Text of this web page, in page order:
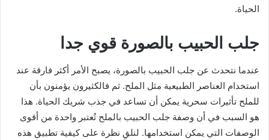
الحياة.
جلب الحبيب بالصورة قوي جدا
عندما نتحدث عن جلب الحبيب بالصورة، يصبح الأمر أكثر فارقة عند
استخدام العناصر الطبيعية مثل الملح. ثم فالكثيرون يؤمنون بأن
للملح تأثيرات سحرية يمكن أن تساعد في جذب شريك الحياة. هذا
هو السبب في أن وصفة جلب الحبيب بالملح تُعتبر واحدة من أقوى
الوصفات التي يمكن استخدامها. لنلقِ نظرة على كيفية تطبيق هذه